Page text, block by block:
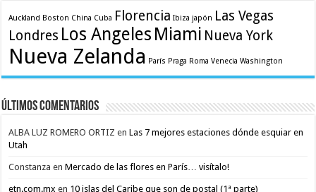
Auckland Boston China Cuba Florencia Ibiza japón Las Vegas
Londres Los Angeles Miami Nueva York
Nueva Zelanda París Praga Roma Venecia Washington
Últimos comentarios
ALBA LUZ ROMERO ORTIZ enLas 7 mejores estaciones dónde esquiar en
Utah
Constanza enMercado de las flores en París… visítalo!
etn.com.mx en 10 islas del Caribe que son de postal (1ª parte)